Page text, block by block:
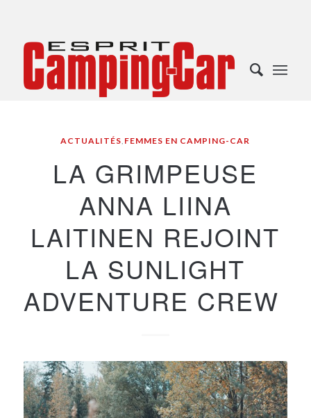
ACTUALITÉS, FEMMES EN CAMPING-CAR
LA GRIMPEUSE
ANNA LIINA
LAITINEN REJOINT
LA SUNLIGHT
ADVENTURE CREW